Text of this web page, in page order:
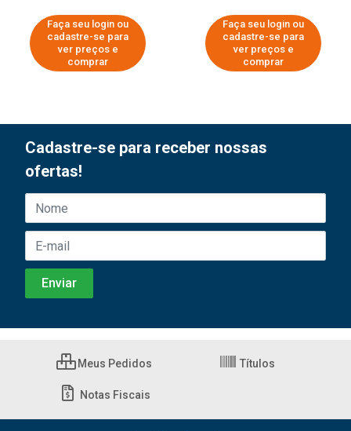
Faça seu login ou
cadastre-se para
ver preços e
comprar
Faça seu login ou
cadastre-se para
ver preços e
comprar
Cadastre-se para receber nossas
ofertas!
Meus Pedidos Títulos
Notas Fiscais